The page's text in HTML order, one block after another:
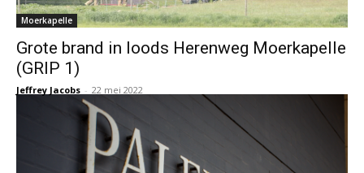
Moerkapelle
Grote brand in loods Herenweg Moerkapelle
(GRIP 1)
Jeffrey Jacobs - 22 mei 2022